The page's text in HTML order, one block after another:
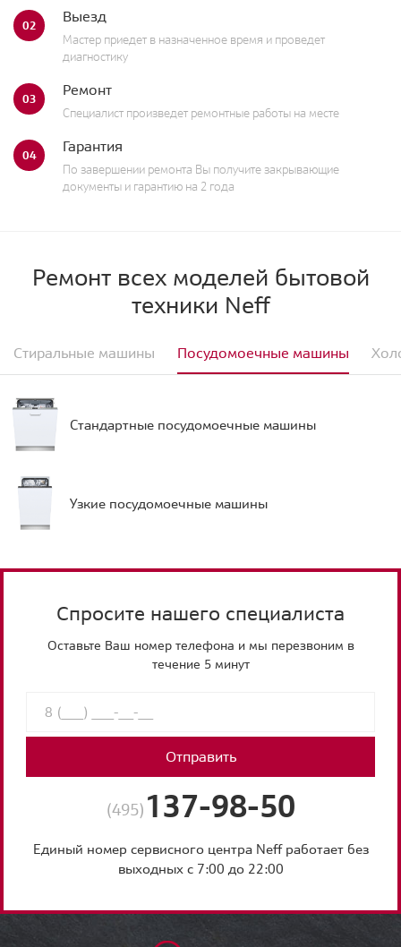
02 Выезд
Мастер приедет в назначенное время и проведет
диагностику
03 Ремонт
Специалист произведет ремонтные работы на месте
04 Гарантия
По завершении ремонта Вы получите закрывающие
документы и гарантию на 2 года
Ремонт всех моделей бытовой
техники Neff
Стиральные машины Посудомоечные машины
Стандартные посудомоечные машины
Узкие посудомоечные машины
Спросите нашего специалиста
Оставьте Ваш номер телефона и мы перезвоним в
течение 5 минут
Отправить
(495) 137-98-50
Единый номер сервисного центра Neff работает без
выходных с 7:00 до 22:00